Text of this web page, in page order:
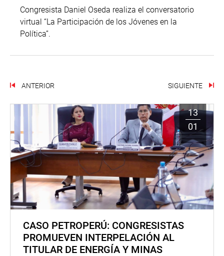
Congresista Daniel Oseda realiza el conversatorio
virtual “La Participación de los Jóvenes en la
Política”.
ANTERIOR SIGUIENTE
13
01
CASO PETROPERÚ: CONGRESISTAS
PROMUEVEN INTERPELACIÓN AL
TITULAR DE ENERGÍA Y MINAS